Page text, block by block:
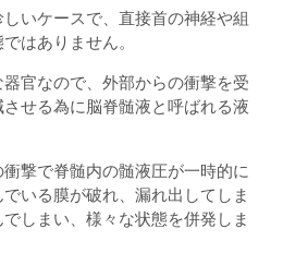
いケースで、直接首の神経や組
はありません。
官なので、外部からの衝撃を受
せる為に脳脊髄液と呼ばれる液
撃で脊髄内の髄液圧が一時的に
でいる膜が破れ、漏れ出してしま
しまい、様々な状態を併発しま